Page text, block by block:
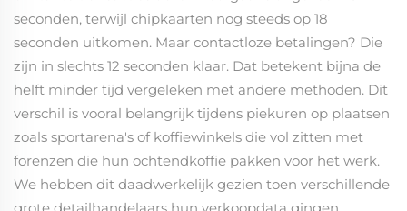
seconden, terwijl chipkaarten nog steeds op 18
seconden uitkomen. Maar contactloze betalingen? Die
zijn in slechts 12 seconden klaar. Dat betekent bijna de
helft minder tijd vergeleken met andere methoden. Dit
verschil is vooral belangrijk tijdens piekuren op plaatsen
zoals sportarena's of koffiewinkels die vol zitten met
forenzen die hun ochtendkoffie pakken voor het werk.
We hebben dit daadwerkelijk gezien toen verschillende